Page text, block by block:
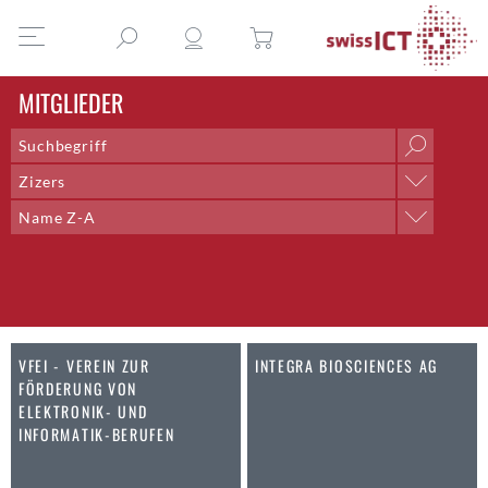
MITGLIEDER
Zizers
Ort
Aarau
Altdorf UR
Altendorf
Altstätten SG
Name Z-A
Sortieren nach
Ort Z-A
VFEI - VEREIN ZUR
FÖRDERUNG VON
ELEKTRONIK- UND
INFORMATIK-BERUFEN
INTEGRA BIOSCIENCES AG